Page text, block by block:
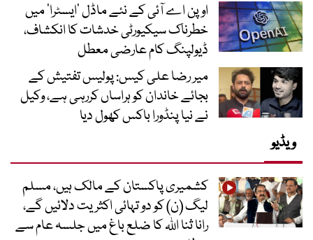
اوپن اے آئی کے نئے ماڈل ’ایسٹرا‘ میں
خطرناک سیکیورٹی خدشات کا انکشاف،
ڈیولپنگ کام عارضی معطل
میر رضا علی کیس: پولیس تفتیش کے
بجائے خاندان کو ہراساں کررہی ہے، وکیل
نے نیا پنڈورا باکس کھول دیا
ویڈیو
کشمیری پاکستان کے مالک ہیں، مسلم
لیگ (ن) کو دو تہائی اکثریت دلائیں گے،
رانا ثنا اللہ کا ضلع باغ میں جلسہ عام سے